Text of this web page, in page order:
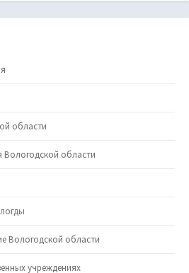
области
Вологодской области
Вологодской области
учреждениях